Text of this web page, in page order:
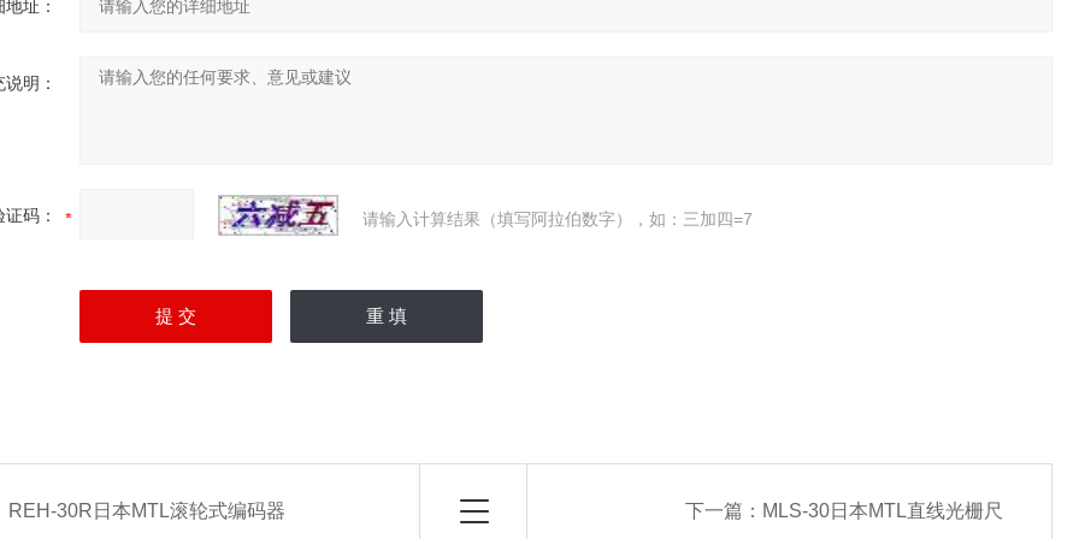
址：
明：
证码： 请输入计算结果（填写阿拉伯数字），如：三加四=7
REH-30R日本MTL滚轮式编码器 下一篇： MLS-30日本MTL直线光栅尺